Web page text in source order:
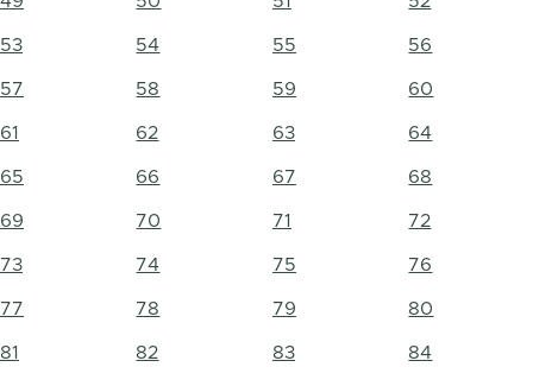
53 54 55 56
57 58 59 60
61 62 63 64
65 66 67 68
69 70 71 72
73 74 75 76
77 78 79 80
81 82 83 84